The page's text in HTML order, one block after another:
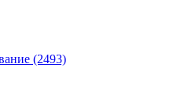
(2493)